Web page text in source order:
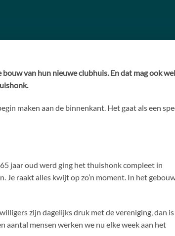
van hun nieuwe clubhuis. En dat mag ook wel
maken aan de binnenkant. Het gaat als een
jaar oud werd ging het thuishonk compleet in
Je raakt alles kwijt op zo’n moment. In het
zijn dagelijks druk met de vereniging, dan
aantal mensen werken we nu elke week aan het